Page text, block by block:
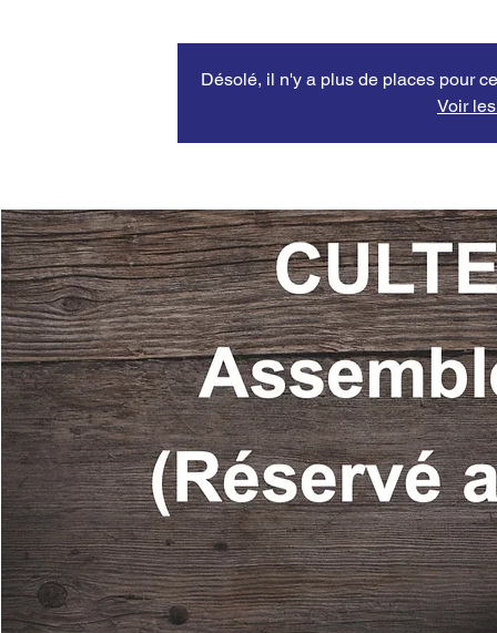
Désolé, il n'y a plus de places pour
Voir